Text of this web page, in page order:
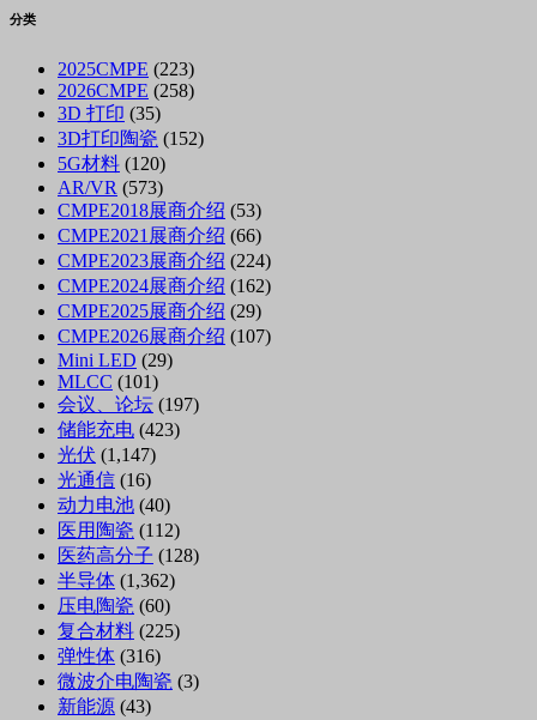
分类
2025CMPE (223)
2026CMPE (258)
3D 打印 (35)
3D打印陶瓷 (152)
5G材料 (120)
AR/VR (573)
CMPE2018展商介绍 (53)
CMPE2021展商介绍 (66)
CMPE2023展商介绍 (224)
CMPE2024展商介绍 (162)
CMPE2025展商介绍 (29)
CMPE2026展商介绍 (107)
Mini LED (29)
MLCC (101)
会议、论坛 (197)
储能充电 (423)
光伏 (1,147)
光通信 (16)
动力电池 (40)
医用陶瓷 (112)
医药高分子 (128)
半导体 (1,362)
压电陶瓷 (60)
复合材料 (225)
弹性体 (316)
微波介电陶瓷 (3)
新能源 (43)